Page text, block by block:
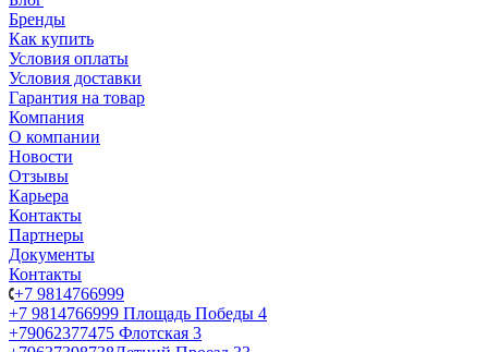
Бренды
Как купить
Условия оплаты
Условия доставки
Гарантия на товар
Компания
О компании
Новости
Отзывы
Карьера
Контакты
Партнеры
Документы
Контакты
+7 9814766999
+7 9814766999 Площадь Победы 4
+79062377475 Флотская 3